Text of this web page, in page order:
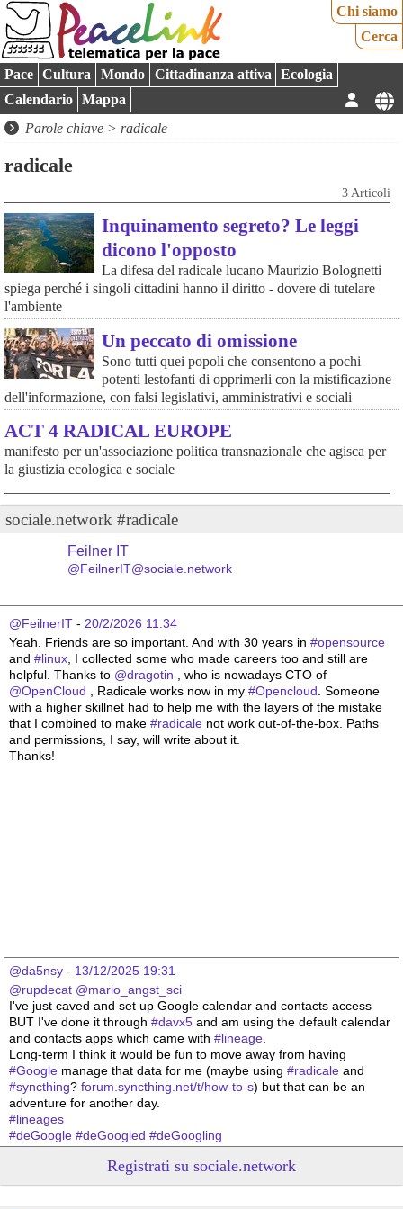
Chi siamo
Cerca
Pace Cultura Mondo Cittadinanza attiva
Ecologia
Calendario
Mappa
Parole chiave > radicale
radicale
3 Articoli
Inquinamento segreto? Le leggi
dicono l'opposto
La difesa del radicale lucano Maurizio Bolognetti
spiega perché i singoli cittadini hanno il diritto - dovere di tutelare
l'ambiente
Un peccato di omissione
Sono tutti quei popoli che consentono a pochi
potenti lestofanti di opprimerli con la mistificazione
dell'informazione, con falsi legislativi, amministrativi e sociali
ACT 4 RADICAL EUROPE
manifesto per un'associazione politica transnazionale che agisca per
la giustizia ecologica e sociale
sociale.network #radicale
Feilner IT
@FeilnerIT@sociale.network
@FeilnerIT - 20/2/2026 11:34
Yeah. Friends are so important. And with 30 years in #opensource
and #linux , I collected some who made careers too and still are
helpful. Thanks to @dragotin
@OpenCloud , Radicale works now in my #Opencloud . Someone
with a higher skillnet had to help me with the layers of the mistake
that I combined to make #radicale not work out-of-the-box. Paths
and permissions, I say, will write about it.
Thanks!
@da5nsy - 13/12/2025 19:31
@rupdecat @mario_angst_sci
I've just caved and set up Google calendar and contacts access
BUT I've done it through #davx5 and am using the default calendar
and contacts apps which came with #lineage
#Google manage that data for me (maybe using #radicale
#syncthing? forum.syncthing.net/t/how-to-s) but that can be an
adventure for another day.
#lineages
#deGoogle #deGoogled #deGoogling
10/8/2025 16:09
Mamdani dimostra l’efficacia del metodo DSA negli USA
Registrati su sociale.network